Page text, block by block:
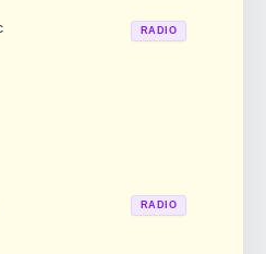
RADIO
RADIO